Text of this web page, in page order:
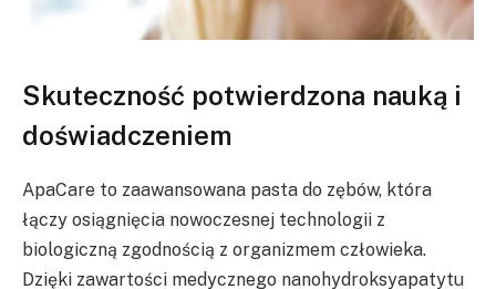
Skuteczność potwierdzona nauką i
doświadczeniem
ApaCare to zaawansowana pasta do zębów, która
łączy osiągnięcia nowoczesnej technologii z
biologiczną zgodnością z organizmem człowieka.
Dzięki zawartości medycznego nanohydroksyapatytu